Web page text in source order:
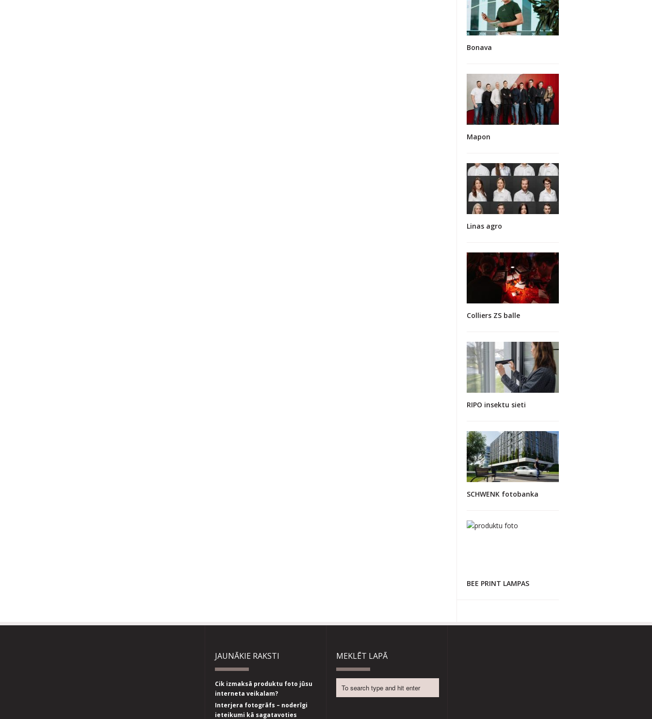
Bonava
Mapon
Linas agro
Colliers ZS balle
RIPO insektu sieti
SCHWENK fotobanka
BEE PRINT LAMPAS
JAUNĀKIE RAKSTI
Cik izmaksā produktu foto jūsu
interneta veikalam?
Interjera fotogrāfs – noderīgi
ieteikumi kā sagatavoties
MEKLĒT LAPĀ